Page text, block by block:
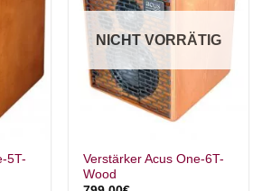
5T-
NICHT VORRÄTIG
Verstärker Acus One-6T-
Wood